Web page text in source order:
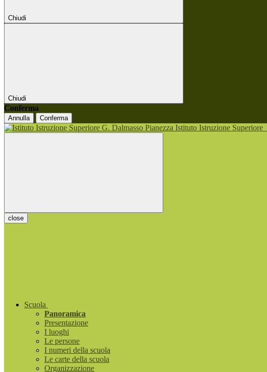
Chiudi
Chiudi
Conferma
Annulla Conferma
Istituto Istruzione Superiore
close
Scuola
Panoramica
Presentazione
I luoghi
Le persone
I numeri della scuola
Le carte della scuola
Organizzazione